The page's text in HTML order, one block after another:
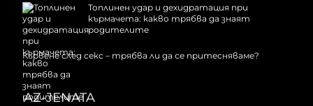
Топлинен удар и дехидратация при
кърмачета: какво трябва да знаят
родителите
Кървене след секс – трябва ли да се притесняваме?
AZ-JENATA